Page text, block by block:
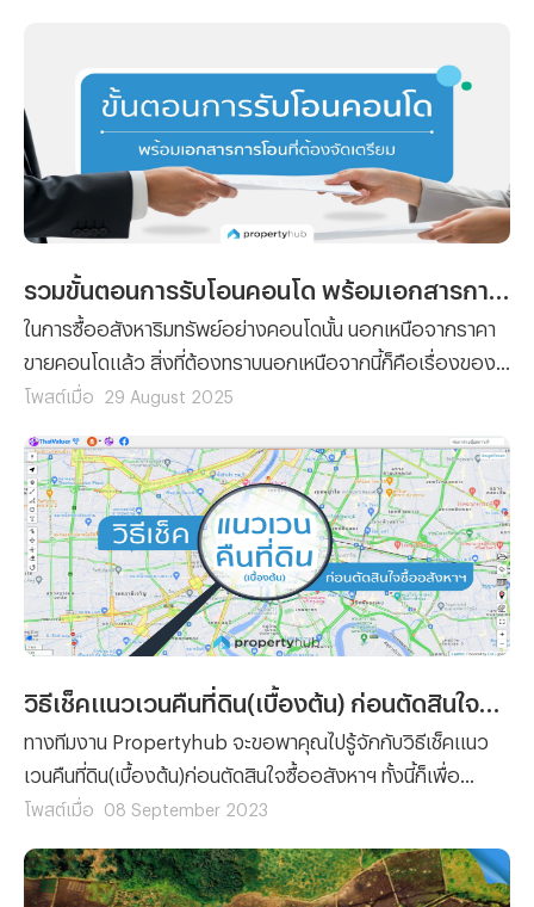
ในการซื้ออสังหาริมทรัพย์อย่างคอนโดนั้น นอกเหนือจากราคา
ขายคอนโดแล้ว สิ่งที่ต้องทราบนอกเหนือจากนี้ก็คือเรื่องของ
ขั้นตอนต่างๆ ที่ผู้ซื้อทุกรายจะต้องทำความเข้าใจ เพราะไม่ว่าจะ
คอนโดมือสองต่อจากผู้เป็นเจ้าของก็ตาม ขั้นตอนของการ โอน
คอนโด คือเรื่องที่จะสร้างความปวดหัวไม่น้อยสำหรับใครที่ไม่
เคยทำความเข้าใจมาก่อน
โพสต์เมื่อ 29 August 2025
ทางทีมงาน Propertyhub จะขอพาคุณไปรู้จักกับวิธีเช็คแนว
เวนคืนที่ดิน(เบื้องต้น)ก่อนตัดสินใจซื้ออสังหาฯ ทั้งนี้ก็เพื่อ
ป้องกันปัญหาการเวนคืนที่ดิน ที่ขอบอกได้เลยว่าไม่มีใครอยาก
โพสต์เมื่อ 08 September 2023